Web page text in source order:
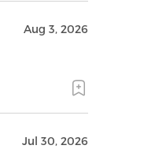
Aug 3, 2026
Jul 30, 2026